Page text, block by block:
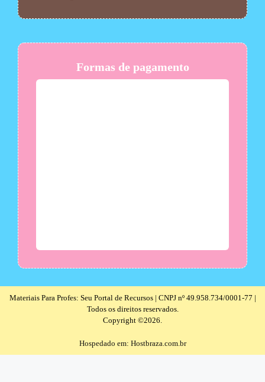
Formas de pagamento
Materiais Para Profes: Seu Portal de Recursos | CNPJ nº 49.958.734/0001-77 |
Todos os direitos reservados.
Copyright ©2026.
Hospedado em: Hostbraza.com.br